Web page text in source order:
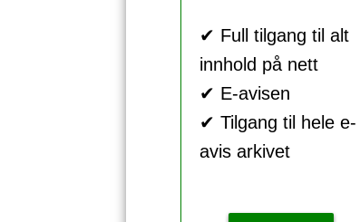
✔ Full tilgang til alt
innhold på nett
✔ E-avisen
✔ Tilgang til hele e-
avis arkivet